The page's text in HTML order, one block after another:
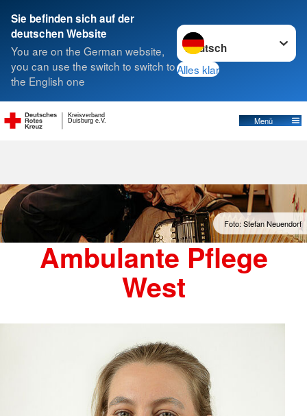
Sie befinden sich auf der
deutschen Website
You are on the German website,
you can use the switch to switch to
the English one
Sprache wechseln zu
Alles klar
Duisburg e.V.
Kreisverband
Menü
Suche
Foto: Stefan Neuendorf
Ambulante Pflege
West